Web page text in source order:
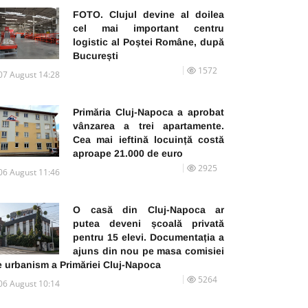
FOTO. Clujul devine al doilea
cel mai important centru
logistic al Poștei Române, după
București
August 14:28 1572
Primăria Cluj-Napoca a aprobat
vânzarea a trei apartamente.
Cea mai ieftină locuință costă
aproape 21.000 de euro
August 11:46 2925
O casă din Cluj-Napoca ar
putea deveni școală privată
pentru 15 elevi. Documentația a
ajuns din nou pe masa comisiei
urbanism a Primăriei Cluj-Napoca
August 10:14 5264